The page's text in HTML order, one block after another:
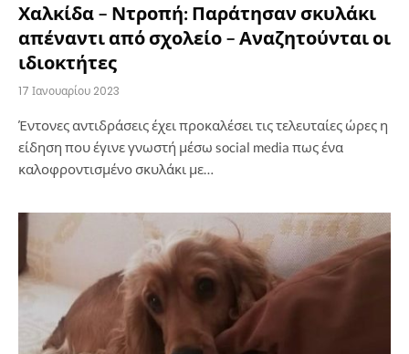
Χαλκίδα – Ντροπή: Παράτησαν σκυλάκι
απέναντι από σχολείο – Αναζητούνται οι
ιδιοκτήτες
17 Ιανουαρίου 2023
Έντονες αντιδράσεις έχει προκαλέσει τις τελευταίες ώρες η
είδηση που έγινε γνωστή μέσω social media πως ένα
καλοφροντισμένο σκυλάκι με…